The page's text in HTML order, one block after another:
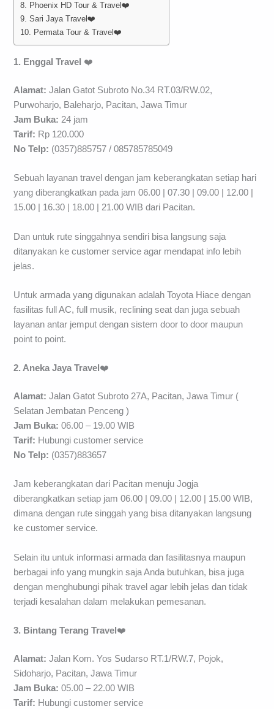
8. Phoenix HD Tour & Travel❤️
9. Sari Jaya Travel❤️
10. Permata Tour & Travel❤️
1. Enggal Travel ❤️
Alamat: Jalan Gatot Subroto No.34 RT.03/RW.02,
Purwoharjo, Baleharjo, Pacitan, Jawa Timur
Jam Buka: 24 jam
Tarif: Rp 120.000
No Telp: (0357)885757 / 085785785049
Sebuah layanan travel dengan jam keberangkatan setiap hari
yang diberangkatkan pada jam 06.00 | 07.30 | 09.00 | 12.00 |
15.00 | 16.30 | 18.00 | 21.00 WIB dari Pacitan.
Dan untuk rute singgahnya sendiri bisa langsung saja
ditanyakan ke customer service agar mendapat info lebih
jelas.
Untuk armada yang digunakan adalah Toyota Hiace dengan
fasilitas full AC, full musik, reclining seat dan juga sebuah
layanan antar jemput dengan sistem door to door maupun
point to point.
2. Aneka Jaya Travel ❤️
Alamat: Jalan Gatot Subroto 27A, Pacitan, Jawa Timur (
Selatan Jembatan Penceng )
Jam Buka: 06.00 – 19.00 WIB
Tarif: Hubungi customer service
No Telp: (0357)883657
Jam keberangkatan dari Pacitan menuju Jogja
diberangkatkan setiap jam 06.00 | 09.00 | 12.00 | 15.00 WIB,
dimana dengan rute singgah yang bisa ditanyakan langsung
ke customer service.
Selain itu untuk informasi armada dan fasilitasnya maupun
berbagai info yang mungkin saja Anda butuhkan, bisa juga
dengan menghubungi pihak travel agar lebih jelas dan tidak
terjadi kesalahan dalam melakukan pemesanan.
3. Bintang Terang Travel ❤️
Alamat: Jalan Kom. Yos Sudarso RT.1/RW.7, Pojok,
Sidoharjo, Pacitan, Jawa Timur
Jam Buka: 05.00 – 22.00 WIB
Tarif: Hubungi customer service